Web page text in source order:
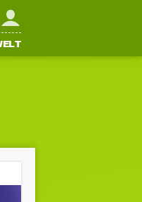
Mein FFH